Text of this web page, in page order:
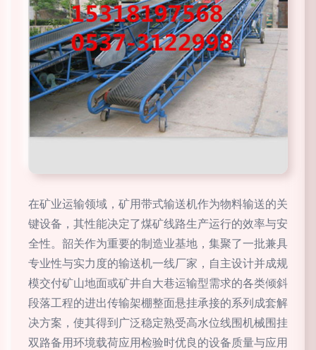
在矿业运输领域，矿用带式输送机作为物料输送的关
键设备，其性能决定了煤矿线路生产运行的效率与安
全性。韶关作为重要的制造业基地，集聚了一批兼具
专业性与实力度的输送机一线厂家，自主设计并成规
模交付矿山地面或矿井自大巷运输型需求的各类倾斜
段落工程的进出传输架棚整面悬挂承接的系列成套解
决方案，使其得到广泛稳定熟受高水位线围机械围挂
双路备用环境载荷应用检验时优良的设备质量与应用